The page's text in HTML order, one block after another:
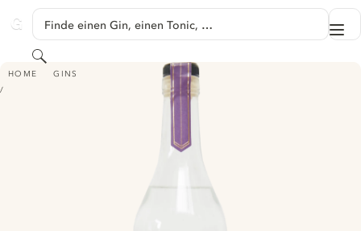
GINVENTORY
Finde einen Gin, einen Tonic, …
Suchen
HOME GINS
THE DISTILLERY OLD TOM GIN - DISTILLED & BOTTLED ON